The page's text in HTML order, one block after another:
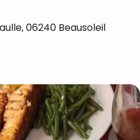
06240 Beausoleil